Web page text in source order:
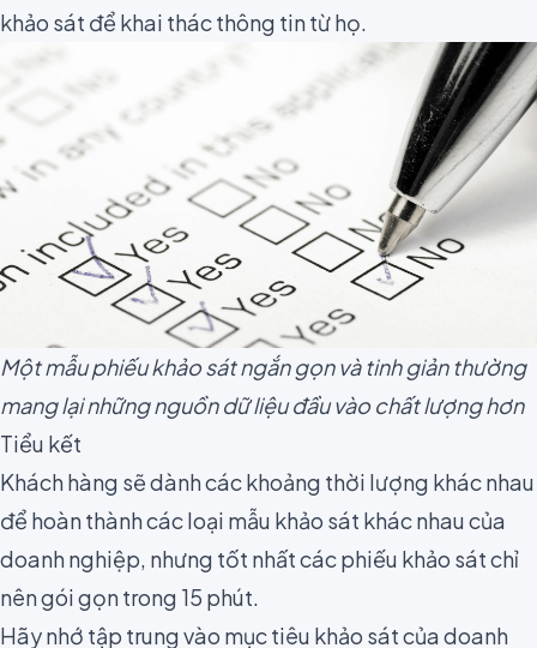
khảo sát để khai thác thông tin từ họ.
Một mẫu phiếu khảo sát ngắn gọn và tinh giản thường
mang lại những nguồn dữ liệu đầu vào chất lượng hơn
Tiểu kết
Khách hàng sẽ dành các khoảng thời lượng khác nhau
để hoàn thành các loại mẫu khảo sát khác nhau của
doanh nghiệp, nhưng tốt nhất các phiếu khảo sát chỉ
nên gói gọn trong 15 phút.
Hãy nhớ tập trung vào mục tiêu khảo sát của doanh